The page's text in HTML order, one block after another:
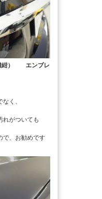
紺） エンブレ
く、
れがついても
で、お勧めです